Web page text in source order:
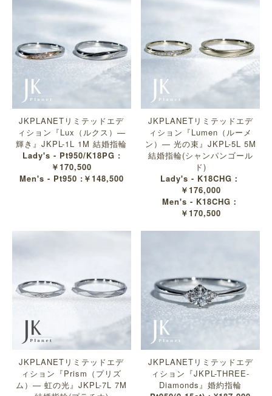
JKPLANETリミテッドエデ
ィション『Lux（ルクス）—
輝き』JKPL-1L 1M 結婚指輪
Lady's - Pt950/K18PG :
￥170,500
Men's - Pt950 :￥148,500
JKPLANETリミテッドエデ
ィション『Lumen（ルーメ
ン）— 光の束』JKPL-5L 5M
結婚指輪(シャンパンゴール
ド)
Lady's - K18CHG：
￥176,000
Men's - K18CHG：
￥170,500
JKPLANETリミテッドエデ
ィション『Prism（プリズ
ム）— 虹の光』JKPL-7L 7M
JKPLANETリミテッドエデ
ィション『JKPL-THREE-
Diamonds』婚約指輪